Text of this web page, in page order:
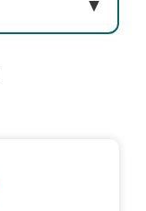
▼